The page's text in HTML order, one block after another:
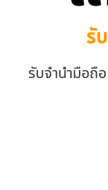
รั
รับจำนำมือถื